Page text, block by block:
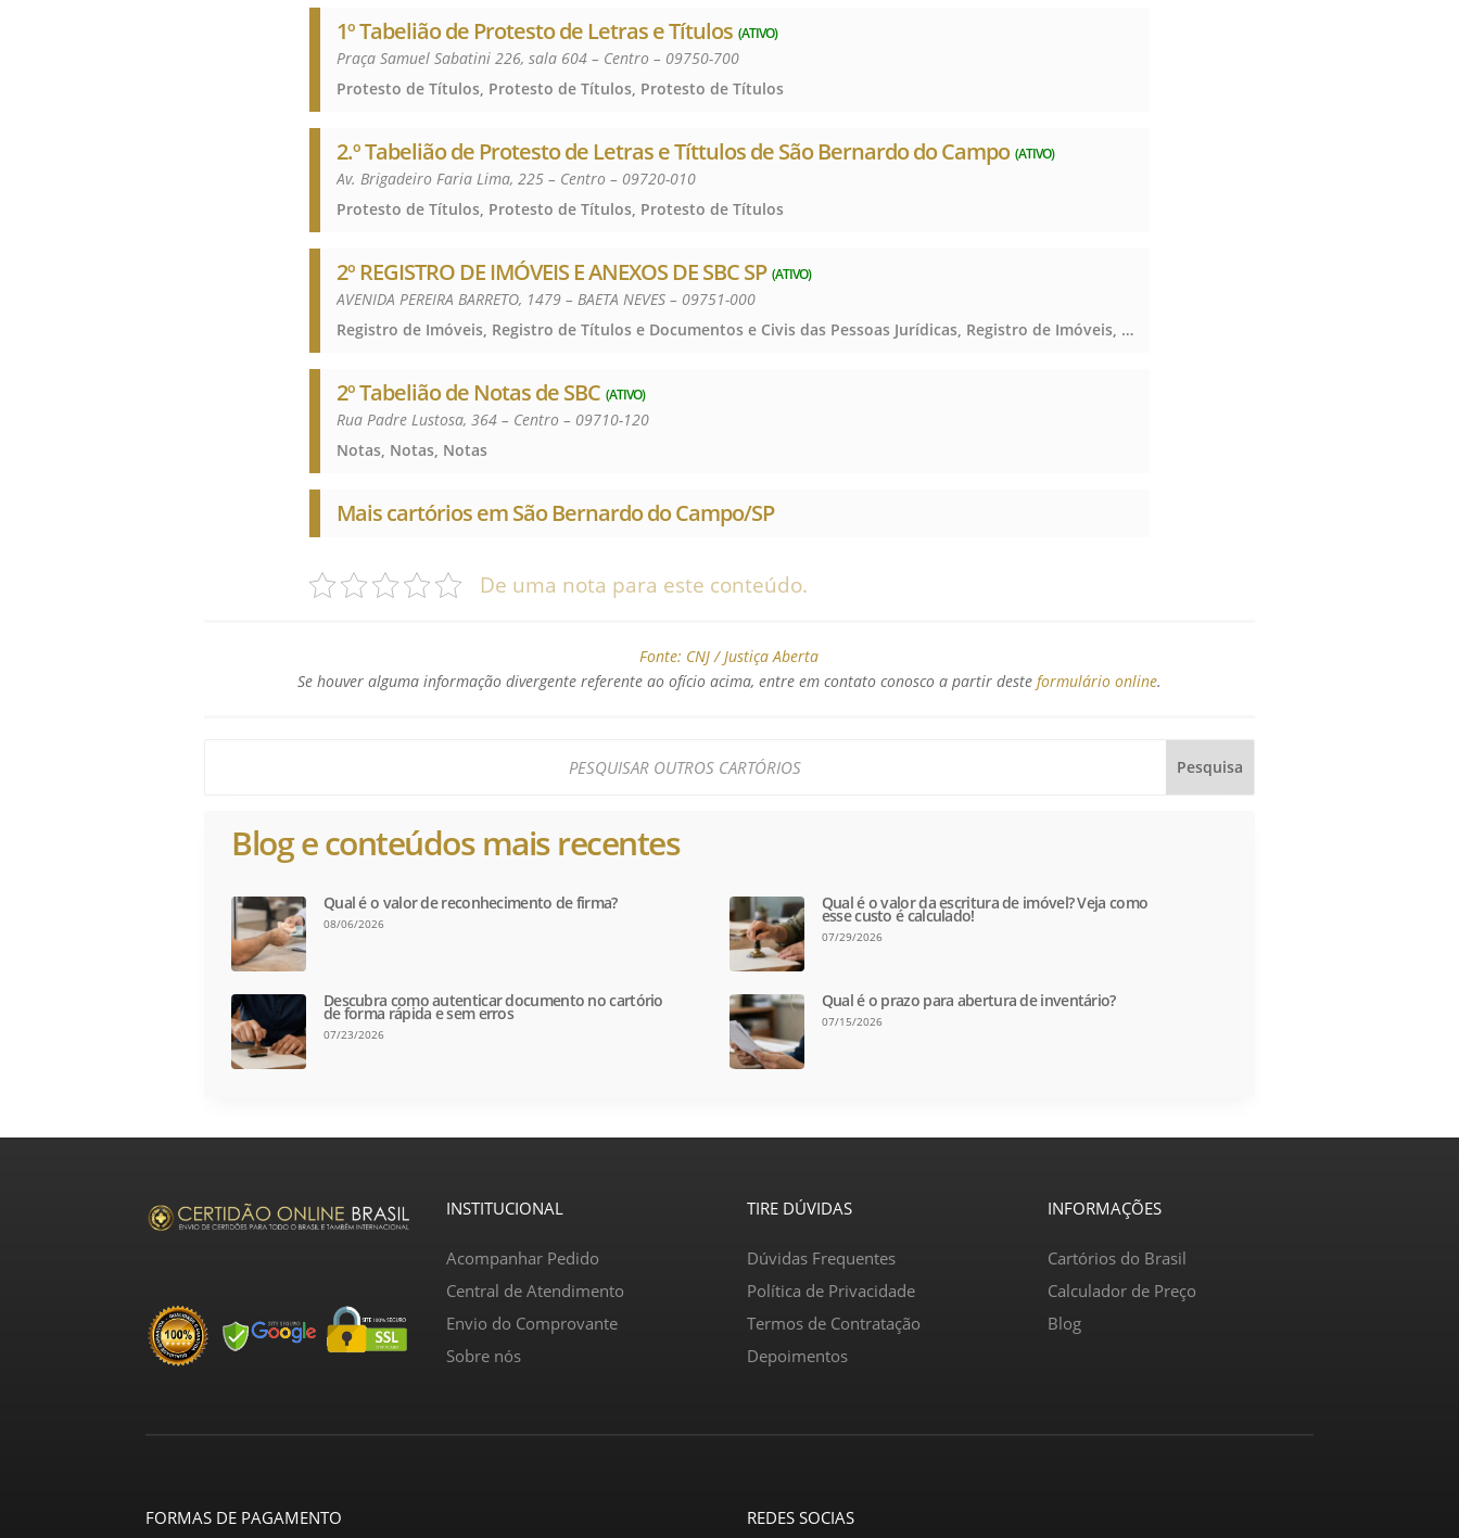
1º Tabelião de Protesto de Letras e Títulos (ATIVO)
Praça Samuel Sabatini 226, sala 604 – Centro – 09750-700
Protesto de Títulos, Protesto de Títulos, Protesto de Títulos
2.º Tabelião de Protesto de Letras e Títtulos de São Bernardo do Campo (ATIVO)
Av. Brigadeiro Faria Lima, 225 – Centro – 09720-010
Protesto de Títulos, Protesto de Títulos, Protesto de Títulos
2º REGISTRO DE IMÓVEIS E ANEXOS DE SBC SP (ATIVO)
AVENIDA PEREIRA BARRETO, 1479 – BAETA NEVES – 09751-000
Registro de Imóveis, Registro de Títulos e Documentos e Civis das Pessoas Jurídicas, Registro de Imóveis, Registro de Títulos e Documentos e Civis das Pessoas Jurídicas, Registro de Imóveis, Registro de Títulos e Documentos e Civis das Pessoas Jurídicas
2º Tabelião de Notas de SBC (ATIVO)
Rua Padre Lustosa, 364 – Centro – 09710-120
Notas, Notas, Notas
Mais cartórios em São Bernardo do Campo/SP
De uma nota para este conteúdo.
Fonte: CNJ / Justiça Aberta
Se houver alguma informação divergente referente ao ofício acima, entre em contato conosco a partir deste formulário online.
Blog e conteúdos mais recentes
Qual é o valor de reconhecimento de firma?
08/06/2026
Qual é o valor da escritura de imóvel? Veja como
esse custo é calculado!
07/29/2026
Descubra como autenticar documento no cartório
de forma rápida e sem erros
07/23/2026
Qual é o prazo para abertura de inventário?
07/15/2026
INSTITUCIONAL
Acompanhar Pedido
Central de Atendimento
Envio do Comprovante
Sobre nós
TIRE DÚVIDAS
Dúvidas Frequentes
Política de Privacidade
Termos de Contratação
Depoimentos
INFORMAÇÕES
Cartórios do Brasil
Calculador de Preço
Blog
FORMAS DE PAGAMENTO REDES SOCIAS